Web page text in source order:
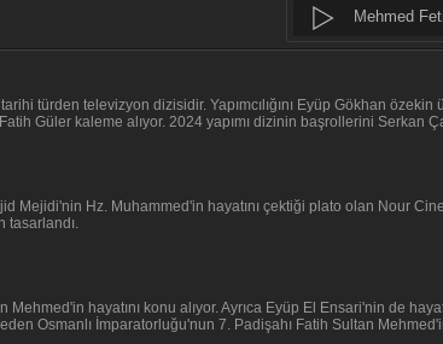
Daha 17
Mehmed
Mehmed
Mehmed
türden televizyon dizisidir. Yapımcılığını Eyüp Gökhan
Güler kaleme alıyor. 2024 yapımı dizinin başrollerini Serkan
Mejidi'nin Hz. Muhammed'in hayatını çektiği plato olan Nour
tasarlandı.
hayatını konu alıyor. Ayrıca Eyüp El Ensari'nin de
Osmanlı İmparatorluğu'nun 7. Padişahı Fatih Sultan